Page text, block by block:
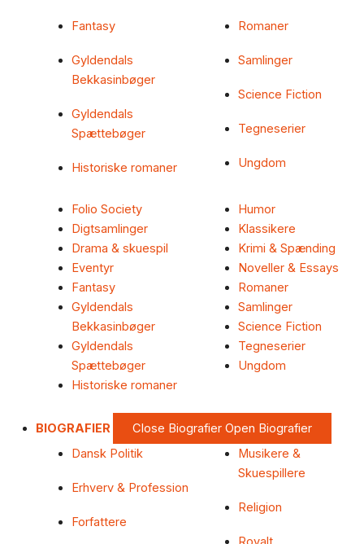
Fantasy
Gyldendals
Bekkasinbøger
Gyldendals
Spættebøger
Historiske romaner
Romaner
Samlinger
Science Fiction
Tegneserier
Ungdom
Folio Society
Digtsamlinger
Drama & skuespil
Eventyr
Fantasy
Gyldendals
Bekkasinbøger
Gyldendals
Spættebøger
Historiske romaner
Humor
Klassikere
Krimi & Spænding
Noveller & Essays
Romaner
Samlinger
Science Fiction
Tegneserier
Ungdom
BIOGRAFIER Close Biografier Open Biografier
Dansk Politik
Erhverv & Profession
Forfattere
Musikere &
Skuespillere
Religion